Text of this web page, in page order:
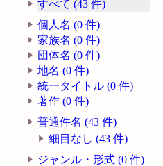
すべて (43 件)
個人名 (0 件)
家族名 (0 件)
団体名 (0 件)
地名 (0 件)
統一タイトル (0 件)
著作 (0 件)
普通件名 (43 件)
細目なし (43 件)
ジャンル・形式 (0 件)